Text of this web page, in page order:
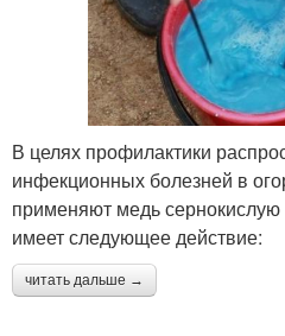
В целях профилактики
инфекционных болезней в
применяют медь
имеет следующее действие:
читать дальше →